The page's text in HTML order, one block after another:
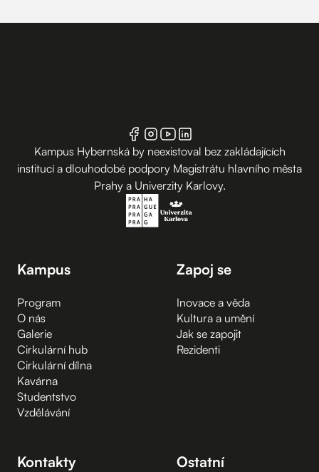
Kampus Hybernská by neexistoval bez zakládajících
institucí a dlouhodobé podpory Magistrátu hlavního města
Prahy a Univerzity Karlovy.
Kampus
Program
O nás
Galerie
Cirkulární hub
Cirkulární dílna
Kavárna
Studentstvo
Vzdělávání
Zapoj se
Inovace a věda
Kultura a umění
Jak se zapojit
Rezidenti
Kontakty Ostatní